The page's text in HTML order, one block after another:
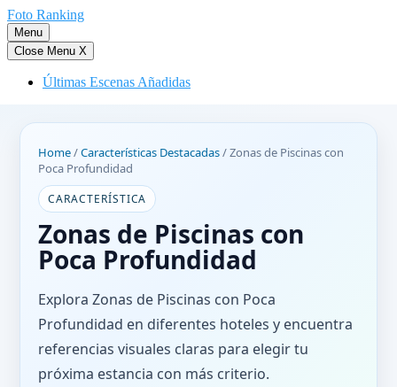
Saltar
al
contenido
Foto Ranking
Menu
Close Menu X
Últimas Escenas Añadidas
Home/Características Destacadas/Zonas de Piscinas con
Poca Profundidad
CARACTERÍSTICA
Zonas de Piscinas con
Poca Profundidad
Explora Zonas de Piscinas con Poca
Profundidad en diferentes hoteles y encuentra
referencias visuales claras para elegir tu
próxima estancia con más criterio.